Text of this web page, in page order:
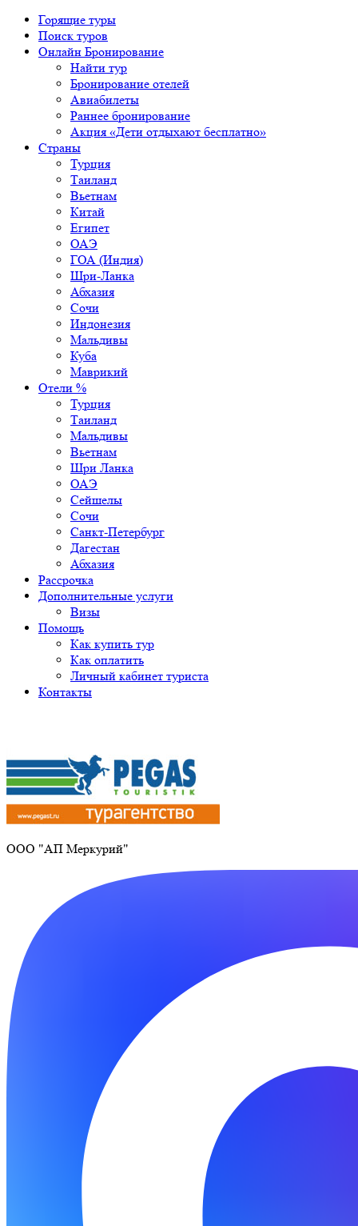
Горящие туры
Поиск туров
Онлайн Бронирование
Найти тур
Бронирование отелей
Авиабилеты
Раннее бронирование
Акция «Дети отдыхают бесплатно»
Страны
Турция
Таиланд
Вьетнам
Китай
Египет
ОАЭ
ГОА (Индия)
Шри-Ланка
Абхазия
Сочи
Индонезия
Мальдивы
Куба
Маврикий
Отели %
Турция
Таиланд
Мальдивы
Вьетнам
Шри Ланка
ОАЭ
Сейшелы
Сочи
Санкт-Петербург
Дагестан
Абхазия
Рассрочка
Дополнительные услуги
Визы
Помощь
Как купить тур
Как оплатить
Личный кабинет туриста
Контакты
ООО "АП Меркурий"